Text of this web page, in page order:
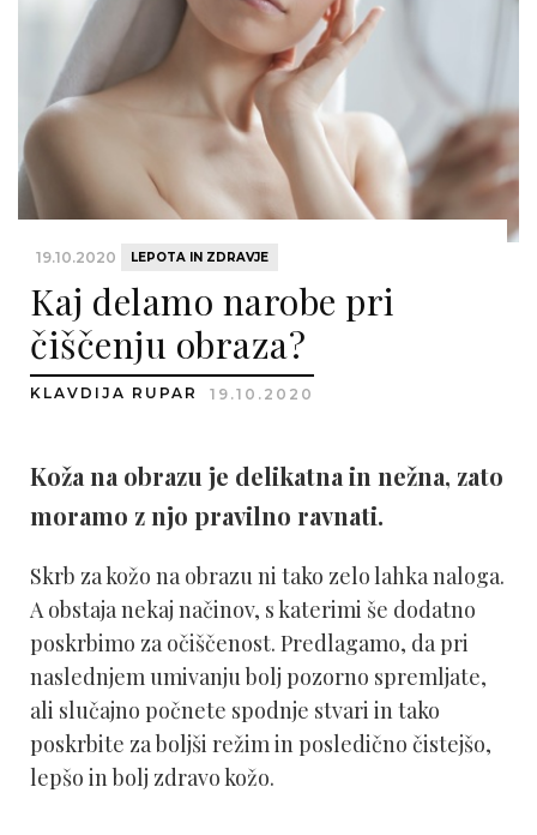
19.10.2020 LEPOTA IN ZDRAVJE
Kaj delamo narobe pri
čiščenju obraza?
KLAVDIJA RUPAR 19.10.2020
Koža na obrazu je delikatna in nežna, zato
moramo z njo pravilno ravnati.
Skrb za kožo na obrazu ni tako zelo lahka naloga.
A obstaja nekaj načinov, s katerimi še dodatno
poskrbimo za očiščenost. Predlagamo, da pri
naslednjem umivanju bolj pozorno spremljate,
ali slučajno počnete spodnje stvari in tako
poskrbite za boljši režim in posledično čistejšo,
lepšo in bolj zdravo kožo.